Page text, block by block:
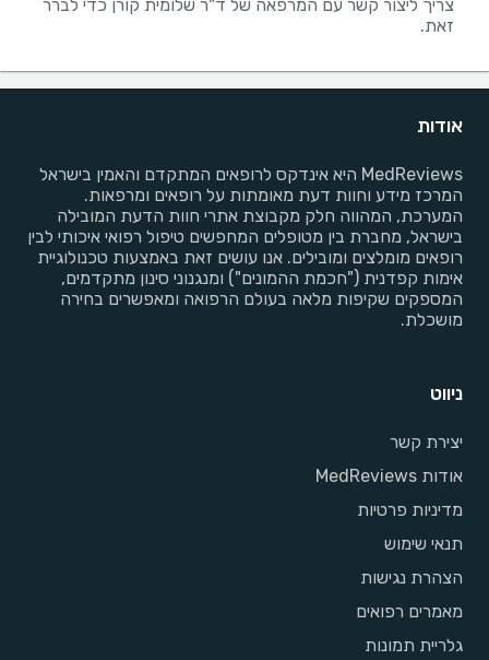
צריך ליצור קשר עם המרפאה של ד"ר שלומית קורן כדי לברר
זאת.
אודות
MedReviews היא אינדקס לרופאים המתקדם והאמין בישראל
המרכז מידע וחוות דעת מאומתות על רופאים ומרפאות.
המערכת, המהווה חלק מקבוצת אתרי חוות הדעת המובילה
בישראל, מחברת בין מטופלים המחפשים טיפול רפואי איכותי לבין
רופאים מומלצים ומובילים. אנו עושים זאת באמצעות טכנולוגיית
אימות קפדנית ("חכמת ההמונים") ומנגנוני סינון מתקדמים,
המספקים שקיפות מלאה בעולם הרפואה ומאפשרים בחירה
מושכלת.
ניווט
יצירת קשר
אודות MedReviews
מדיניות פרטיות
תנאי שימוש
הצהרת נגישות
מאמרים רפואים
גלריית תמונות